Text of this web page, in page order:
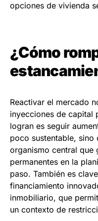
opciones de vivienda
¿Cómo
Reactivar el mercado
inyecciones de capital
logran es seguir
poco sustentable,
organismo central que
permanentes en la
paso. También es
financiamiento
inmobiliario, que
un contexto de